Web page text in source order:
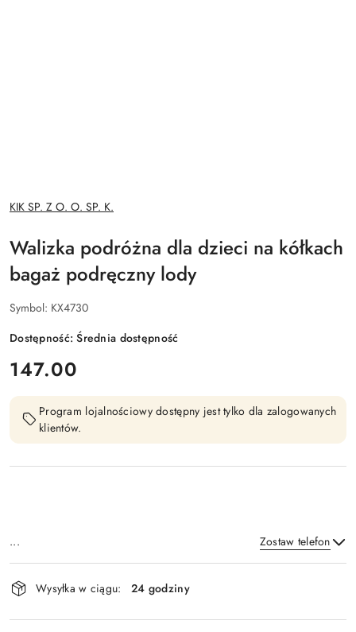
NAZWA
PRODUCENTA:
KIK SP. Z O. O. SP. K.
Walizka podróżna dla dzieci na kółkach
bagaż podręczny lody
Symbol: KX4730
Dostępność:Średnia dostępność
cena:
147.00
Program lojalnościowy dostępny jest tylko dla zalogowanych
klientów.
... Zostaw telefon
Dostępność
i
dostawa
Wysyłka w ciągu: 24 godziny